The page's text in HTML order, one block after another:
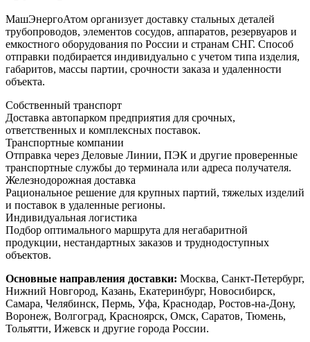
МашЭнергоАтом организует доставку стальных деталей
трубопроводов, элементов сосудов, аппаратов, резервуаров и
емкостного оборудования по России и странам СНГ. Способ
отправки подбирается индивидуально с учетом типа изделия,
габаритов, массы партии, срочности заказа и удаленности
объекта.
Собственный транспорт
Доставка автопарком предприятия для срочных,
ответственных и комплексных поставок.
Транспортные компании
Отправка через Деловые Линии, ПЭК и другие проверенные
транспортные службы до терминала или адреса получателя.
Железнодорожная доставка
Рациональное решение для крупных партий, тяжелых изделий
и поставок в удаленные регионы.
Индивидуальная логистика
Подбор оптимального маршрута для негабаритной
продукции, нестандартных заказов и труднодоступных
объектов.
Основные направления доставки: Москва, Санкт-Петербург,
Нижний Новгород, Казань, Екатеринбург, Новосибирск,
Самара, Челябинск, Пермь, Уфа, Краснодар, Ростов-на-Дону,
Воронеж, Волгоград, Красноярск, Омск, Саратов, Тюмень,
Тольятти, Ижевск и другие города России.